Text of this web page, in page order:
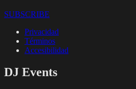
SUBSCRIBE
Privacidad
Términos
Accesibilidad
DJ Events